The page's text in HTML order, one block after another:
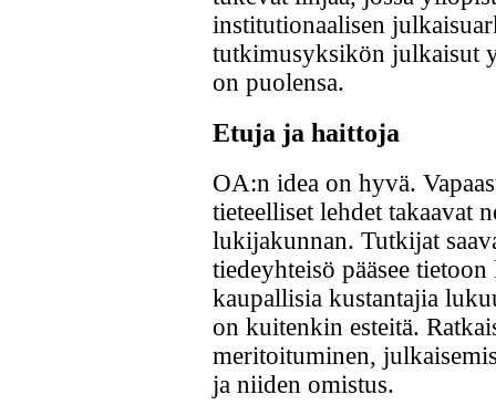
institutionaalisen
tutkimusyksikön julkaisut
on puolensa.
Etuja ja haittoja
OA:n idea on hyvä.
tieteelliset lehdet takaavat
lukijakunnan. Tutkijat
tiedeyhteisö pääsee
kaupallisia kustantajia
on kuitenkin esteitä.
meritoituminen,
ja niiden omistus.